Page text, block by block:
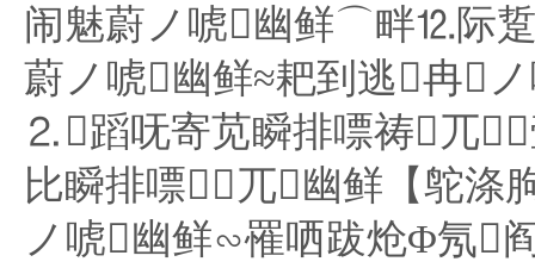
闹魅蔚ノ唬幽鲜⌒畔⒓际
蔚ノ唬幽鲜≈耙到逃冉
⒉蹈呒寄苋瞬排嘌祷兀
比瞬排嘌兀幽鲜【鸵涤
ノ唬幽鲜∽罹哂跋炝Φ氖